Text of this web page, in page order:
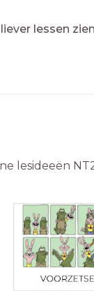
lessen
lesideeën